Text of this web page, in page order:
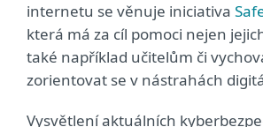
internetu se věnuje iniciativa
která má za cíl pomoci nejen
také například učitelům či
zorientovat se v nástrahách
Vysvětlení aktuálních